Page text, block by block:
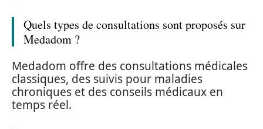
Quels types de consultations sont proposés sur
Medadom ?
Medadom offre des consultations médicales
classiques, des suivis pour maladies
chroniques et des conseils médicaux en
temps réel.